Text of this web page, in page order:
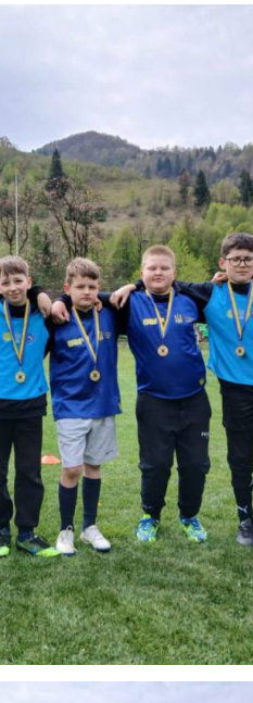
— емігрант з
який обрав смерть
зради
Блог Тараса Бузака